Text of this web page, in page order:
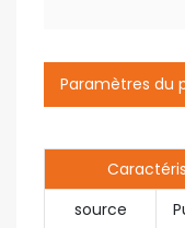
Paramètres du
source